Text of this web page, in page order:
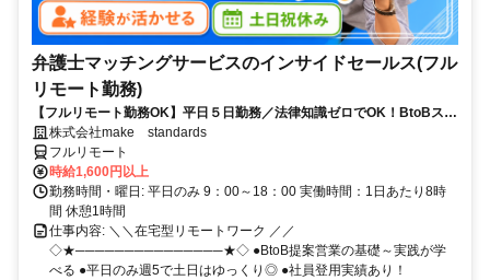
弁護士マッチングサービスのインサイドセールス(フル
リモート勤務)
【フルリモート勤務OK】平日５日勤務／法律知識ゼロでOK！BtoBスキ
ルが身につく営業職
株式会社make standards
フルリモート
時給1,600円以上
勤務時間・曜日: 平日のみ 9：00～18：00 実働時間：1日あたり8時
間 休憩1時間
仕事内容: ＼＼在宅型リモートワーク ／／
◇★───────────────★◇ ●BtoB提案営業の基礎～実践が学
べる ●平日のみ週5で土日はゆっくり◎ ●社員登用実績あり！